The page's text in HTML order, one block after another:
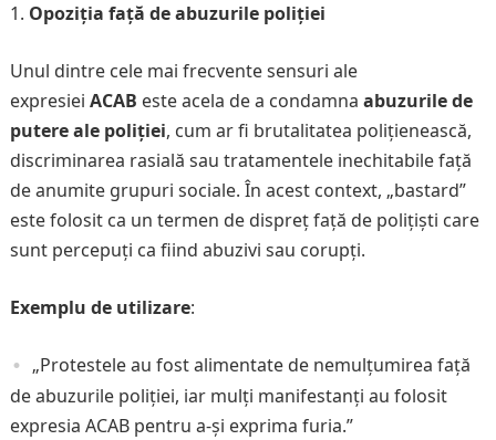
Opoziția față de abuzurile poliției
Unul dintre cele mai frecvente sensuri ale
expresiei ACAB este acela de a condamna abuzurile de
putere ale poliției, cum ar fi brutalitatea polițienească,
discriminarea rasială sau tratamentele inechitabile față
de anumite grupuri sociale. În acest context, „bastard”
este folosit ca un termen de dispreț față de polițiști care
sunt percepuți ca fiind abuzivi sau corupți.
Exemplu de utilizare:
„Protestele au fost alimentate de nemulțumirea față
de abuzurile poliției, iar mulți manifestanți au folosit
expresia ACAB pentru a-și exprima furia.”